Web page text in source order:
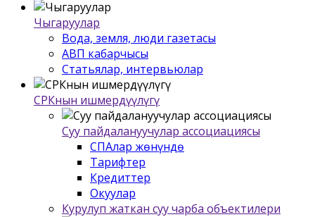
Чыгаруулар
Вода, земля, люди газетасы
АВП кабарчысы
Статьялар, интервьюлар
СРКнын ишмердүүлүгү
Суу пайдалануучулар ассоциациясы
СПАлар жѳнүндѳ
Тарифтер
Кредиттер
Окуулар
Курулуп жаткан суу чарба объектилери